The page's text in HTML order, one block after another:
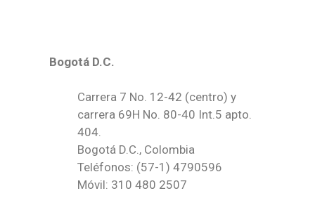
Bogotá D.C.
Carrera 7 No. 12-42 (centro) y
carrera 69H No. 80-40 Int.5 apto.
404.
Bogotá D.C., Colombia
Teléfonos: (57-1) 4790596
Móvil: 310 480 2507